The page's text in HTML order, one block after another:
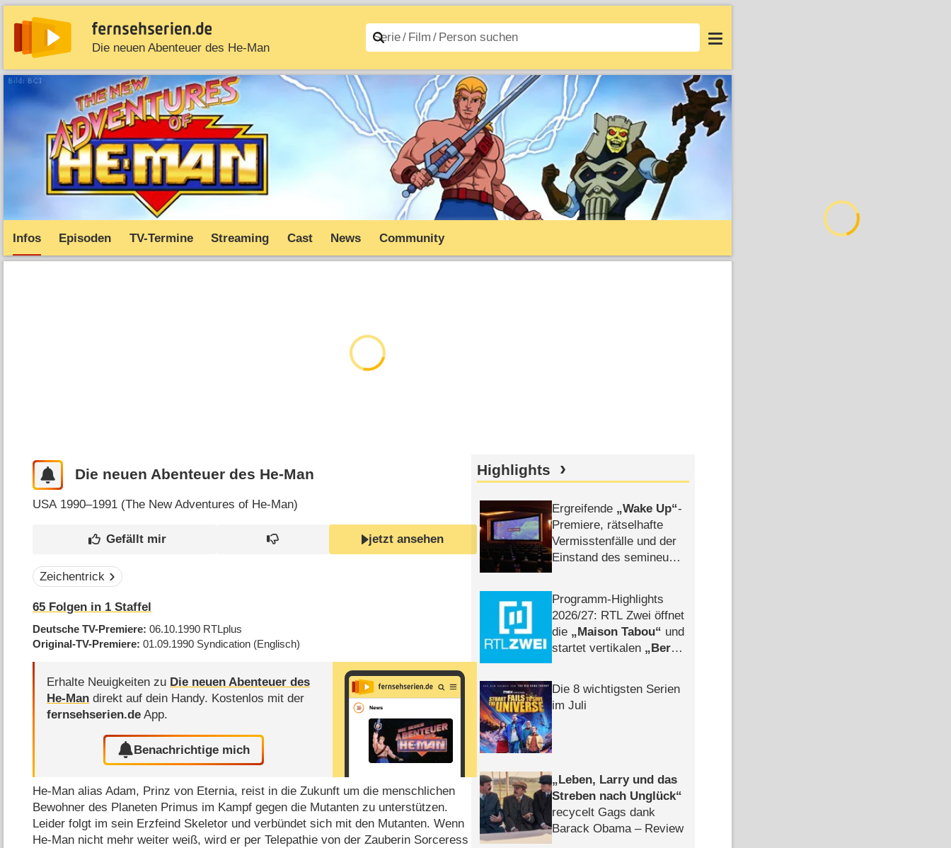
Die neuen Abenteuer des He-Man
News Entdecken Streaming TV-Starts Filme A–Z Login
Infos Episoden TV-Termine Streaming Cast News Community
Die neuen Abenteuer des He-Man
USA 1990–1991 (The New Adventures of He-Man)
jetzt ansehen
Zeichentrick
65 Folgen in 1 Staffel
Deutsche TV-Premiere 06.10.1990 RTLplus
Original-TV-Premiere 01.09.1990 Syndication (Englisch)
Erhalte Neuigkeiten zu Die neuen Abenteuer des
He-Man direkt auf dein Handy. Kostenlos mit der
fernsehserien.de App.
Benachrichtige mich
He-Man alias Adam, Prinz von Eternia, reist in die Zukunft um die menschlichen
Bewohner des Planeten Primus im Kampf gegen die Mutanten zu unterstützen.
Leider folgt im sein Erzfeind Skeletor und verbündet sich mit den Mutanten. Wenn
He-Man nicht mehr weiter weiß, wird er per Telepathie von der Zauberin Sorceress
Highlights
Ergreifende Wake Up -
Premiere, rätselhafte
Vermisstenfälle und der
Einstand des semineuen
Programm-Highlights
2026/​27: RTL Zwei öffnet
die
Maison Tabou
und
startet vertikalen
Berlin
Die 8 wichtigsten Serien
im Juli
Leben, Larry und das
Streben nach Unglück
recycelt Gags dank
Barack Obama – Review